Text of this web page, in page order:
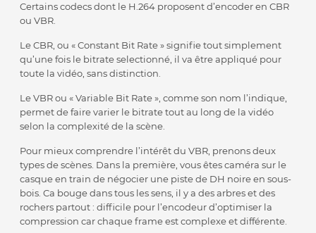
Certains codecs dont le H.264 proposent d’encoder en CBR
ou VBR.
Le CBR, ou « Constant Bit Rate » signifie tout simplement
qu’une fois le bitrate selectionné, il va être appliqué pour
toute la vidéo, sans distinction.
Le VBR ou « Variable Bit Rate », comme son nom l’indique,
permet de faire varier le bitrate tout au long de la vidéo
selon la complexité de la scène.
Pour mieux comprendre l’intérêt du VBR, prenons deux
types de scènes. Dans la première, vous êtes caméra sur le
casque en train de négocier une piste de DH noire en sous-
bois. Ca bouge dans tous les sens, il y a des arbres et des
rochers partout : difficile pour l’encodeur d’optimiser la
compression car chaque frame est complexe et différente.